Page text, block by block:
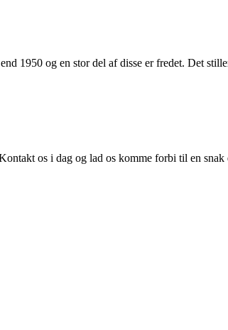
1950 og en stor del af disse er fredet. Det
os i dag og lad os komme forbi til en